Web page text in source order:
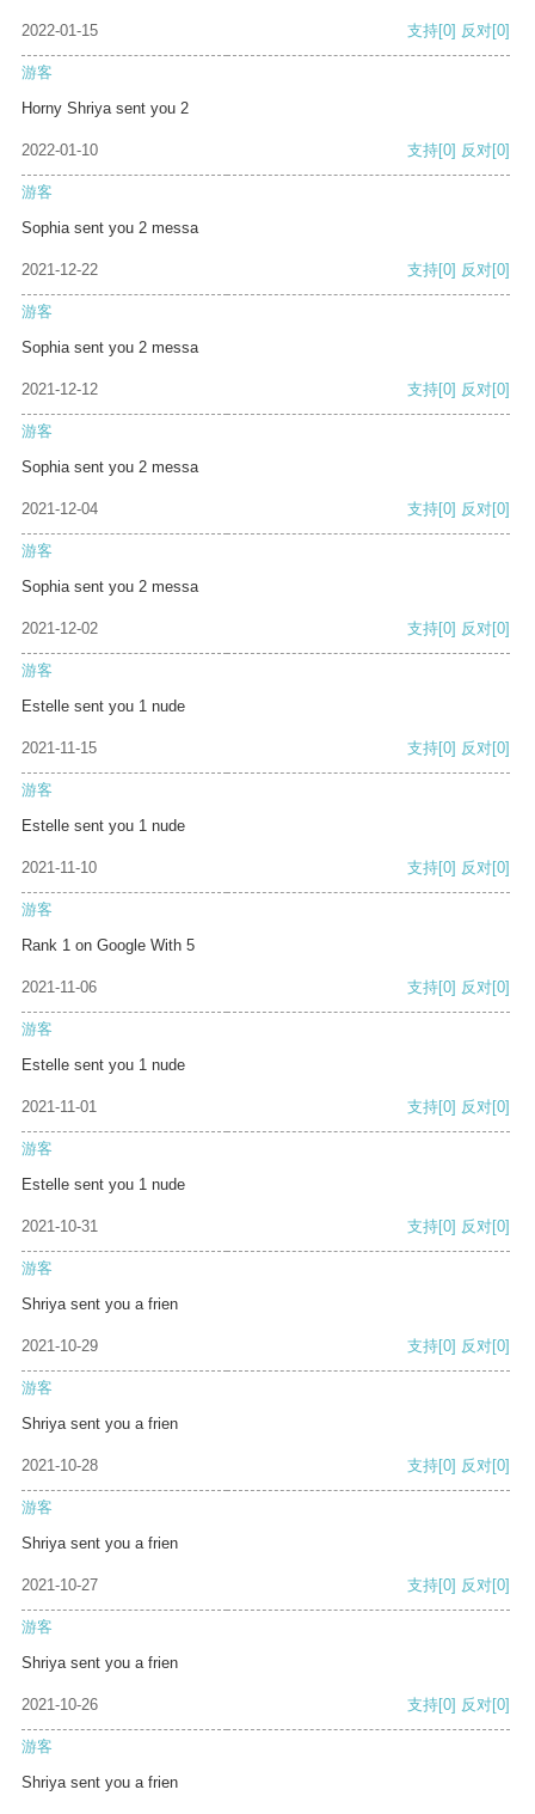
2022-01-15 支持[0] 反对[0]
游客
Horny Shriya sent you 2
2022-01-10 支持[0] 反对[0]
游客
Sophia sent you 2 messa
2021-12-22 支持[0] 反对[0]
游客
Sophia sent you 2 messa
2021-12-12 支持[0] 反对[0]
游客
Sophia sent you 2 messa
2021-12-04 支持[0] 反对[0]
游客
Sophia sent you 2 messa
2021-12-02 支持[0] 反对[0]
游客
Estelle sent you 1 nude
2021-11-15 支持[0] 反对[0]
游客
Estelle sent you 1 nude
2021-11-10 支持[0] 反对[0]
游客
Rank 1 on Google With 5
2021-11-06 支持[0] 反对[0]
游客
Estelle sent you 1 nude
2021-11-01 支持[0] 反对[0]
游客
Estelle sent you 1 nude
2021-10-31 支持[0] 反对[0]
游客
Shriya sent you a frien
2021-10-29 支持[0] 反对[0]
游客
Shriya sent you a frien
2021-10-28 支持[0] 反对[0]
游客
Shriya sent you a frien
2021-10-27 支持[0] 反对[0]
游客
Shriya sent you a frien
2021-10-26 支持[0] 反对[0]
游客
Shriya sent you a frien